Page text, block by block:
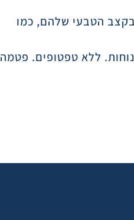
הטבעי שלהם, כמו
ללא טפטופים. פטמה